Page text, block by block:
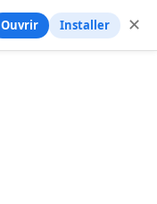
Ouvrir Installer ✕